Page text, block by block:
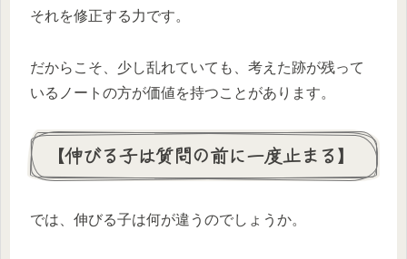
それを修正する力です。
だからこそ、少し乱れていても、考えた跡が残って
いるノートの方が価値を持つことがあります。
【伸びる子は質問の前に一度止まる】
では、伸びる子は何が違うのでしょうか。